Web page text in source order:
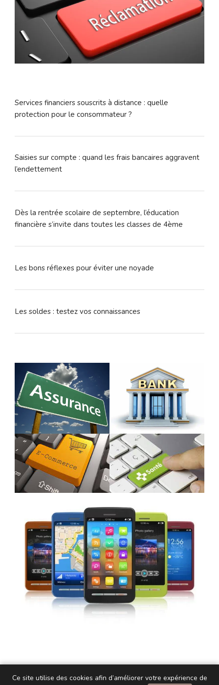
Services financiers souscrits à distance : quelle
protection pour le consommateur ?
Saisies sur compte : quand les frais bancaires aggravent
l’endettement
Dès la rentrée scolaire de septembre, l’éducation
financière s’invite dans toutes les classes de 4ème
Les bons réflexes pour éviter une noyade
Les soldes : testez vos connaissances
Ce site utilise des cookies afin d’améliorer votre expérience de